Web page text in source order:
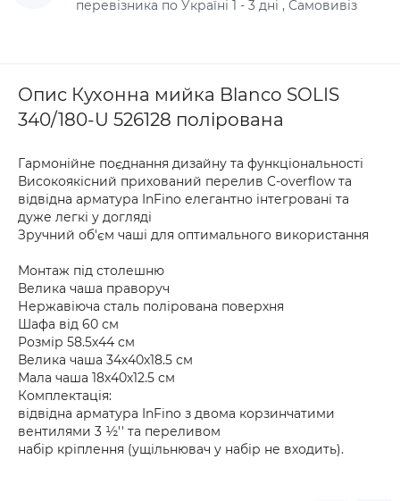
перевізника по Україні 1 - 3 дні , Самовивіз
Опис Кухонна мийка Blanco SOLIS
340/180-U 526128 полірована
Гармонійне поєднання дизайну та функціональності
Високоякісний прихований перелив C-overflow та
відвідна арматура InFino елегантно інтегровані та
дуже легкі у догляді
Зручний об'єм чаші для оптимального використання
Монтаж під столешню
Велика чаша праворуч
Нержавіюча сталь полірована поверхня
Шафа від 60 см
Розмір 58.5х44 см
Велика чаша 34х40х18.5 см
Мала чаша 18х40х12.5 см
Комплектація:
відвідна арматура InFino з двома корзинчатими
вентилями 3 ½'' та переливом
набір кріплення (ущільнювач у набір не входить).